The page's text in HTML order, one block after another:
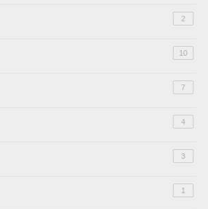
2
10
7
4
3
1